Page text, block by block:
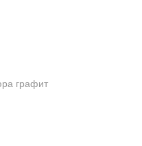
графит